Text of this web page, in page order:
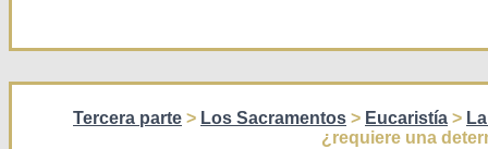
Tercera parte > Los Sacramentos > Eucaristía >
¿requiere una